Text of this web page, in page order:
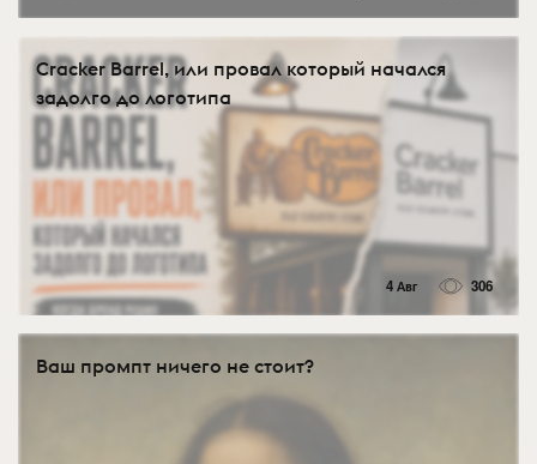
Cracker Barrel, или провал который начался
задолго до логотипа
4 Авг 306
Ваш промпт ничего не стоит?